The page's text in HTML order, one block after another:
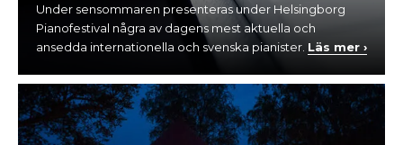
Under sensommaren presenteras under Helsingborg
Pianofestival några av dagens mest aktuella och
ansedda internationella och svenska pianister. Läs mer ›